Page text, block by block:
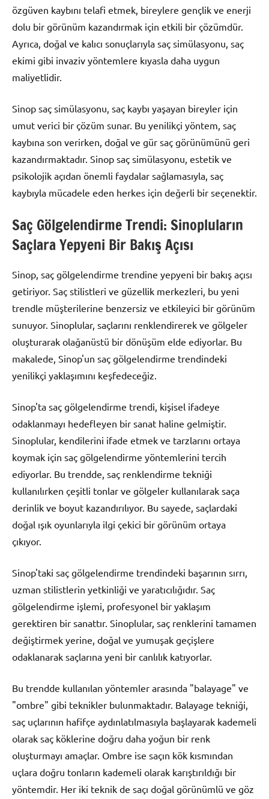
özgüven kaybını telafi etmek, bireylere gençlik ve enerji
dolu bir görünüm kazandırmak için etkili bir çözümdür.
Ayrıca, doğal ve kalıcı sonuçlarıyla saç simülasyonu, saç
ekimi gibi invaziv yöntemlere kıyasla daha uygun
maliyetlidir.
Sinop saç simülasyonu, saç kaybı yaşayan bireyler için
umut verici bir çözüm sunar. Bu yenilikçi yöntem, saç
kaybına son verirken, doğal ve gür saç görünümünü geri
kazandırmaktadır. Sinop saç simülasyonu, estetik ve
psikolojik açıdan önemli faydalar sağlamasıyla, saç
kaybıyla mücadele eden herkes için değerli bir seçenektir.
Saç Gölgelendirme Trendi: Sinopluların
Saçlara Yepyeni Bir Bakış Açısı
Sinop, saç gölgelendirme trendine yepyeni bir bakış açısı
getiriyor. Saç stilistleri ve güzellik merkezleri, bu yeni
trendle müşterilerine benzersiz ve etkileyici bir görünüm
sunuyor. Sinoplular, saçlarını renklendirerek ve gölgeler
oluşturarak olağanüstü bir dönüşüm elde ediyorlar. Bu
makalede, Sinop'un saç gölgelendirme trendindeki
yenilikçi yaklaşımını keşfedeceğiz.
Sinop'ta saç gölgelendirme trendi, kişisel ifadeye
odaklanmayı hedefleyen bir sanat haline gelmiştir.
Sinoplular, kendilerini ifade etmek ve tarzlarını ortaya
koymak için saç gölgelendirme yöntemlerini tercih
ediyorlar. Bu trendde, saç renklendirme tekniği
kullanılırken çeşitli tonlar ve gölgeler kullanılarak saça
derinlik ve boyut kazandırılıyor. Bu sayede, saçlardaki
doğal ışık oyunlarıyla ilgi çekici bir görünüm ortaya
çıkıyor.
Sinop'taki saç gölgelendirme trendindeki başarının sırrı,
uzman stilistlerin yetkinliği ve yaratıcılığıdır. Saç
gölgelendirme işlemi, profesyonel bir yaklaşım
gerektiren bir sanattır. Sinoplular, saç renklerini tamamen
değiştirmek yerine, doğal ve yumuşak geçişlere
odaklanarak saçlarına yeni bir canlılık katıyorlar.
Bu trendde kullanılan yöntemler arasında "balayage" ve
"ombre" gibi teknikler bulunmaktadır. Balayage tekniği,
saç uçlarının hafifçe aydınlatılmasıyla başlayarak kademeli
olarak saç köklerine doğru daha yoğun bir renk
oluşturmayı amaçlar. Ombre ise saçın kök kısmından
uçlara doğru tonların kademeli olarak karıştırıldığı bir
yöntemdir. Her iki teknik de saçı doğal görünümlü ve göz